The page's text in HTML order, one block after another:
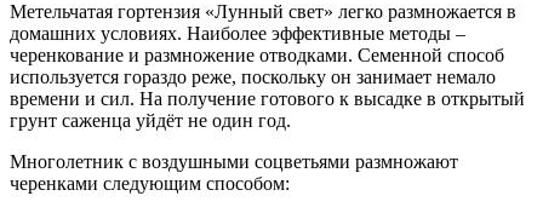
Метельчатая гортензия «Лунный свет» легко размножается в
домашних условиях. Наиболее эффективные методы –
черенкование и размножение отводками. Семенной способ
используется гораздо реже, поскольку он занимает немало
времени и сил. На получение готового к высадке в открытый
грунт саженца уйдёт не один год.
Многолетник с воздушными соцветьями размножают
черенками следующим способом: